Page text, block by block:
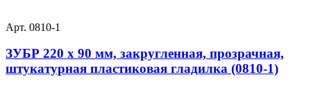
Арт. 0810-1
ЗУБР 220 х 90 мм, закругленная, прозрачная,
штукатурная пластиковая гладилка (0810-1)